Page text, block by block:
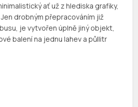
ať už z hlediska grafiky,
drobným přepracováním již
je vytvořen úplně jiný objekt,
balení na jednu lahev a půllitr